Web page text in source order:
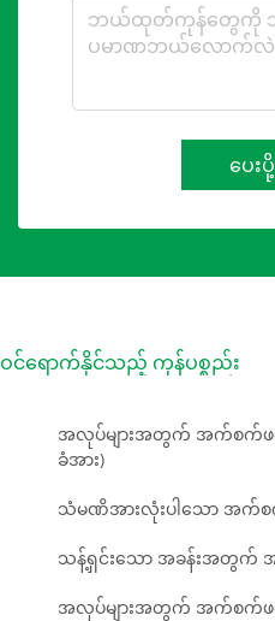
ပေး
ဝင်ရောက်နိုင်သည့် ကုန်ပစ္စည်း
အလုပ်များအတွက် အက်စက်ဖလို
ခံအား)
သံမဏိအားလုံးပါသော အက်စ
သန့်ရှင်းသော အခန်းအတွက် အခြ
အလုပ်များအတွက် အက်စက်ဖ